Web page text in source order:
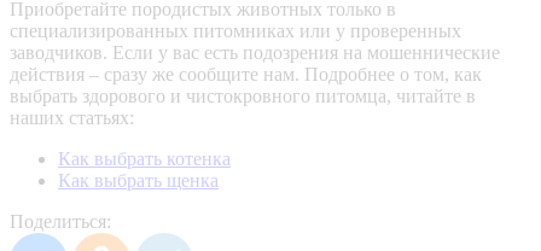
Приобретайте породистых животных только в
специализированных питомниках или у проверенных
заводчиков. Если у вас есть подозрения на мошеннические
действия – сразу же сообщите нам. Подробнее о том, как
выбрать здорового и чистокровного питомца, читайте в
наших статьях:
Как выбрать котенка
Как выбрать щенка
Поделиться: